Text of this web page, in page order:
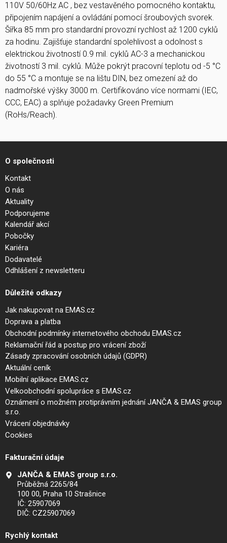
110V 50/60Hz AC , bez vestavěného pomocného kontaktu,
připojením napájení a ovládání pomocí šroubových svorek.
Šířka 85 mm pro standardní provozní rychlost až 1200 cyklů
za hodinu. Zajišťuje standardní spolehlivost a odolnost s
elektrickou životností 0.9 mil. cyklů AC-3 a mechanickou
životností 3 mil. cyklů. Může pokrýt pracovní teplotu od -5 °C
do 55 °C a montuje se na lištu DIN, bez omezení až do
nadmořské výšky 3000 m. Certifikováno více normami (IEC,
CCC, EAC) a splňuje požadavky Green Premium
(RoHs/Reach).
O společnosti
Kontakt
O nás
Aktuality
Podporujeme
Kalendář akcí
Pobočky
Kariéra
Dodavatelé
Odhlášení z newsletteru
Důležité odkazy
Jak nakupovat na EMAS.cz
Doprava a platba
Obchodní podmínky internetového obchodu EMAS.cz
Reklamační řád a postup pro vrácení zboží
Zásady zpracování osobních údajů (GDPR)
Aktuální ceník
Mobilní aplikace EMAS.cz
Velkoobchodní spolupráce s EMAS.cz
Oznámení o možném protiprávním jednání JANČA & EMAS group
s.r.o.
Vrácení objednávky
Cookies
Fakturační údaje
JANČA & EMAS group s.r.o.
Průběžná 2265/84
100 00, Praha 10 Strašnice
IČ: 25907069
DIČ: CZ25907069
Rychlý kontakt